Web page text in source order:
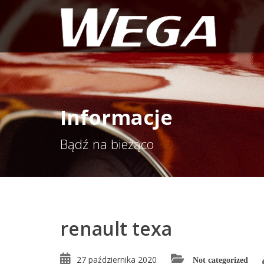
Informacje
Bądź na bieżąco
renault texa
27 października 2020 Not categorized